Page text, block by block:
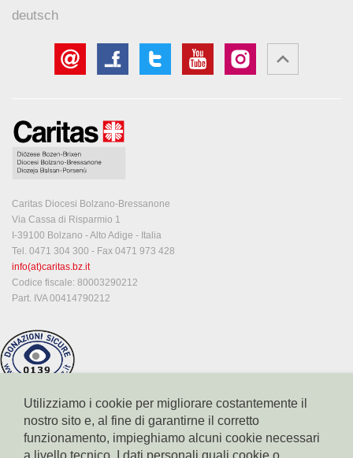
deutsch
Caritas Diocesi Bolzano-Bressanone
Via Cassa di Risparmio 1
I-39100 Bolzano - Alto Adige - Italia
Tel. 0471 304 300 - Fax 0471 973 428
info(at)caritas.bz.it
Codice fiscale: 80003290212
Part. IVA 00414790212
Utilizziamo i cookie per migliorare costantemente il
nostro sito e, al fine di garantirne il corretto
funzionamento, impieghiamo alcuni cookie necessari
a livello tecnico. I dati personali quali cookie o